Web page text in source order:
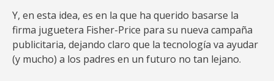
Y, en esta idea, es en la que ha querido basarse la
firma juguetera Fisher-Price para su nueva campaña
publicitaria, dejando claro que la tecnología va ayudar
(y mucho) a los padres en un futuro no tan lejano.